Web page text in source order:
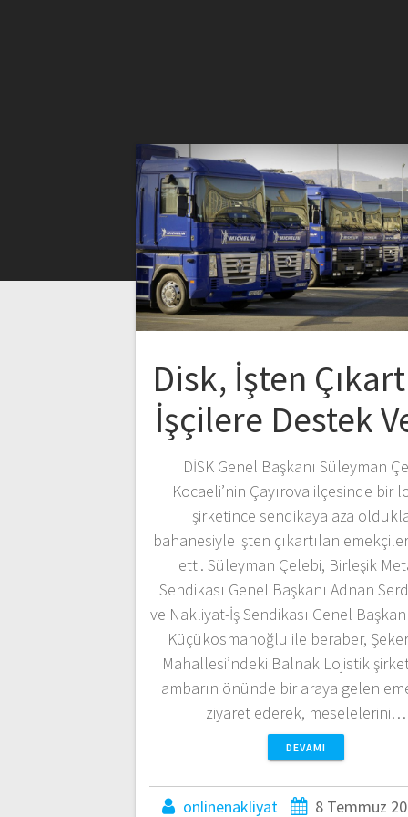
Disk, İşten
İşçilere Destek
DİSK Genel Başkanı Süleyman
Kocaeli’nin Çayırova ilçesinde bir
şirketince sendikaya aza
bahanesiyle işten çıkartılan
etti. Süleyman Çelebi, Birleşik
Sendikası Genel Başkanı Adnan
ve Nakliyat-İş Sendikası Genel
Küçükosmanoğlu ile beraber,
Mahallesi’ndeki Balnak Lojistik
ambarın önünde bir araya gelen
ziyaret ederek, meselelerini…
DEVAMI
onlinenakliyat
8 Temmuz